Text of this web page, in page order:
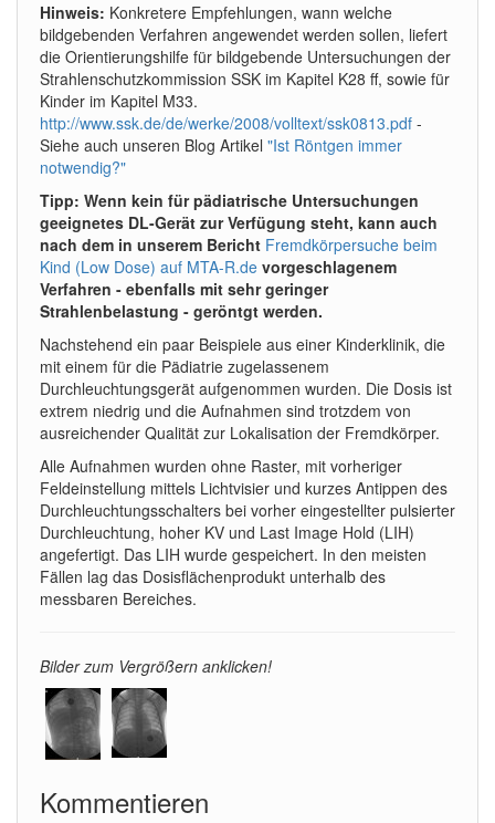
Hinweis: Konkretere Empfehlungen, wann welche
bildgebenden Verfahren angewendet werden sollen, liefert
die Orientierungshilfe für bildgebende Untersuchungen der
Strahlenschutzkommission SSK im Kapitel K28 ff, sowie für
Kinder im Kapitel M33.
http://www.ssk.de/de/werke/2008/volltext/ssk0813.pdf -
Siehe auch unseren Blog Artikel "Ist Röntgen immer
notwendig?"
Tipp: Wenn kein für pädiatrische Untersuchungen
geeignetes DL-Gerät zur Verfügung steht, kann auch
nach dem in unserem Bericht Fremdkörpersuche beim
Kind (Low Dose) auf MTA-R.de vorgeschlagenem
Verfahren - ebenfalls mit sehr geringer
Strahlenbelastung - geröntgt werden.
Nachstehend ein paar Beispiele aus einer Kinderklinik, die
mit einem für die Pädiatrie zugelassenem
Durchleuchtungsgerät aufgenommen wurden. Die Dosis ist
extrem niedrig und die Aufnahmen sind trotzdem von
ausreichender Qualität zur Lokalisation der Fremdkörper.
Alle Aufnahmen wurden ohne Raster, mit vorheriger
Feldeinstellung mittels Lichtvisier und kurzes Antippen des
Durchleuchtungsschalters bei vorher eingestellter pulsierter
Durchleuchtung, hoher KV und Last Image Hold (LIH)
angefertigt. Das LIH wurde gespeichert. In den meisten
Fällen lag das Dosisflächenprodukt unterhalb des
messbaren Bereiches.
Bilder zum Vergrößern anklicken!
Kommentieren